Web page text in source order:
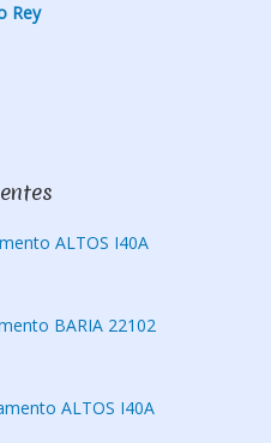
Rey
ALTOS I40A
BARIA 22102
ALTOS I40A